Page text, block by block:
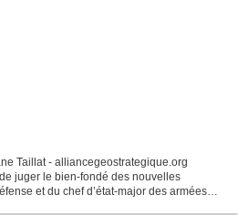
Taillat - alliancegeostrategique.org
juger le bien-fondé des nouvelles
et du chef d’état-major des armées